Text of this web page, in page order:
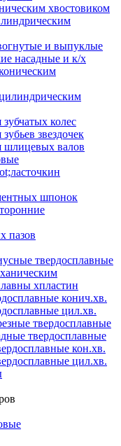
хвостовиком
и выпуклые
насадные и к/х
колес
звездочек
шлицевых валов
шпонок
пазов
твердосплавные
хпластин
конич.хв.
цил.хв.
твердосплавные
твердосплавные
кон.хв.
цил.хв.